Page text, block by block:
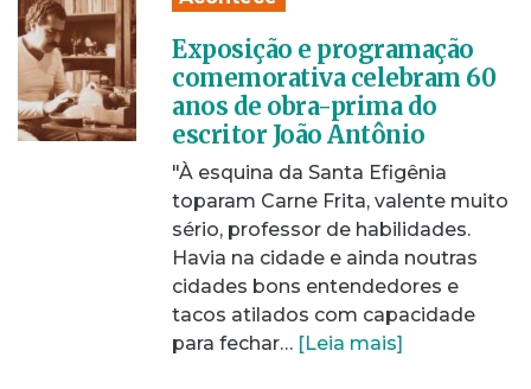
Exposição e programação
comemorativa celebram 60
anos de obra-prima do
escritor João Antônio
"À esquina da Santa Efigênia
toparam Carne Frita, valente muito
sério, professor de habilidades.
Havia na cidade e ainda noutras
cidades bons entendedores e
tacos atilados com capacidade
para fechar… [Leia mais]